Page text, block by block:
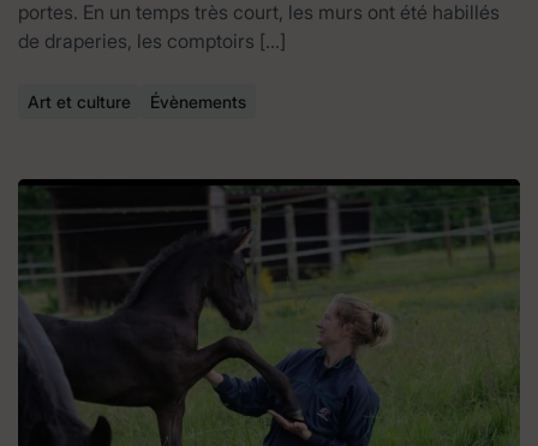
portes. En un temps très court, les murs ont été habillés
de draperies, les comptoirs […]
Art et culture Évènements